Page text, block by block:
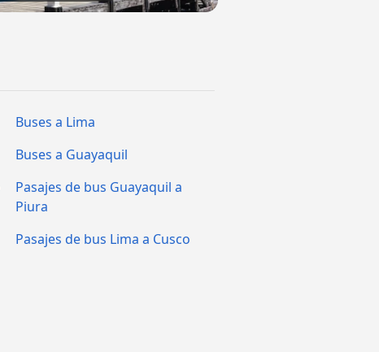
Buses a Lima
Buses a Guayaquil
Pasajes de bus Guayaquil a
Piura
Pasajes de bus Lima a Cusco